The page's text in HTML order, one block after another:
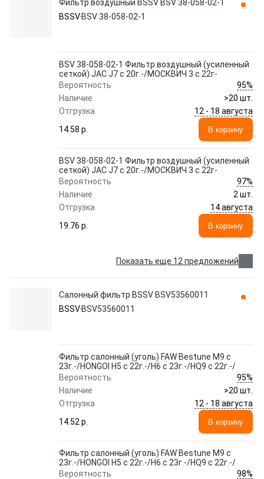
Фильтр воздушный BSSV BSV 38-058-02-1
BSSV BSV 38-058-02-1
BSV 38-058-02-1 Фильтр воздушный (усиленный
сеткой) JAC J7 с 20г.-/МОСКВИЧ 3 с 22г-
Вероятность
95%
Наличие
>20 шт.
Отгрузка
12 - 18 августа
14.58 p.
В корзину
BSV 38-058-02-1 Фильтр воздушный (усиленный
сеткой) JAC J7 с 20г.-/МОСКВИЧ 3 с 22г-
Вероятность
97%
Наличие
2 шт.
Отгрузка
14 августа
19.76 p.
В корзину
Показать еще 12 предложений
Салонный фильтр BSSV BSV53560011
BSSV BSV53560011
Фильтр салонный (уголь) FAW Bestune M9 с
23г.-/HONGOI H5 с 22г.-/H6 с 23г.-/HQ9 с 22г.-/
Вероятность
95%
Наличие
>20 шт.
Отгрузка
12 - 18 августа
14.52 p.
В корзину
Фильтр салонный (уголь) FAW Bestune M9 с
23г.-/HONGOI H5 с 22г.-/H6 с 23г.-/HQ9 с 22г.-/
Вероятность
98%